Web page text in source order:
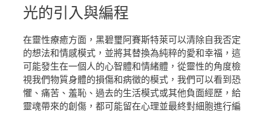
光的引入與編程
在靈性療癒方面，黑碧璽阿賽斯特萊可以清除自我否定
的想法和情感模式，並將其替換為純粹的愛和幸福，這
可能發生在一個人的心智體和情緒體，從靈性的角度檢
視我們物質身體的損傷和病徵的模式，我們可以看到恐
懼、痛苦、羞恥、過去的生活模式或其他負面經歷，給
靈魂帶來的創傷，都可能留在心理並最終對細胞進行編